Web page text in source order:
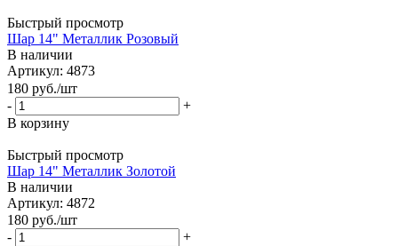
Быстрый просмотр
Шар 14" Металлик Розовый
В наличии
Артикул: 4873
180 руб./шт
-
+
В корзину
Быстрый просмотр
Шар 14" Металлик Золотой
В наличии
Артикул: 4872
180 руб./шт
-
+